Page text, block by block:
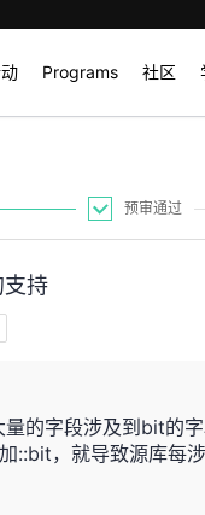
Programs 社区
预审通过
支持
的字段涉及到bit的
::bit，就导致源库每